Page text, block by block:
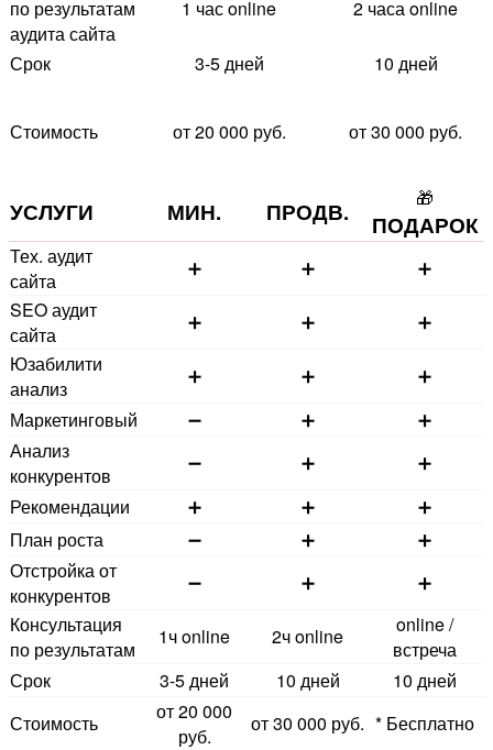
по результатам
аудита сайта
1 час online 2 часа online
Срок 3-5 дней 10 дней
Стоимость от 20 000 руб. от 30 000 руб.
УСЛУГИ МИН. ПРОДВ. 🎁
ПОДАРОК
Тех. аудит
сайта
➕ ➕
➕
SEO аудит
сайта
➕ ➕
➕
Юзабилити
анализ
➕ ➕
➕
Маркетинговый
➖ ➕
➕
Анализ
конкурентов
➖ ➕
➕
Рекомендации
➕ ➕
➕
План роста
➖ ➕
➕
Отстройка от
конкурентов
➖ ➕
➕
Консультация
по результатам
1ч online 2ч online
online /
встреча
Срок
3-5 дней 10 дней
10 дней
Стоимость
от 20 000
руб.
от 30 000 руб. * Бесплатно